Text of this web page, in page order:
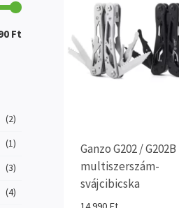
Ganzo G202 / G202B
multiszerszám-
svájcibicska
Ft
(2)
(1)
(3)
(4)